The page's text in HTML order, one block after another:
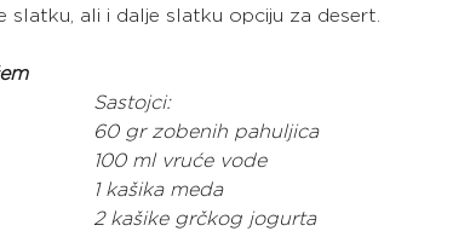
slatku, ali i dalje slatku opciju za desert.
Sastojci:
60 gr zobenih pahuljica
100 ml vruće vode
1 kašika meda
2 kašike grčkog jogurta